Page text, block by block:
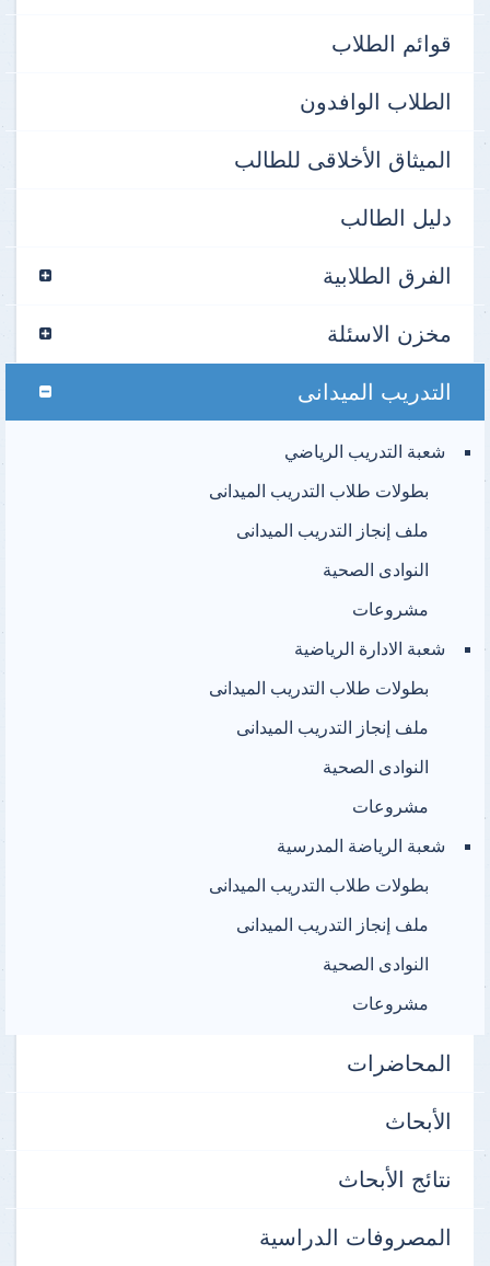
قوائم الطلاب
الطلاب الوافدون
الميثاق الأخلاقى للطالب
دليل الطالب
الفرق الطلابية
مخزن الاسئلة
التدريب الميدانى
شعبة التدريب الرياضي
بطولات طلاب التدريب الميدانى
ملف إنجاز التدريب الميدانى
النوادى الصحية
مشروعات
شعبة الادارة الرياضية
بطولات طلاب التدريب الميدانى
ملف إنجاز التدريب الميدانى
النوادى الصحية
مشروعات
شعبة الرياضة المدرسية
بطولات طلاب التدريب الميدانى
ملف إنجاز التدريب الميدانى
النوادى الصحية
مشروعات
المحاضرات
الأبحاث
نتائج الأبحاث
المصروفات الدراسية